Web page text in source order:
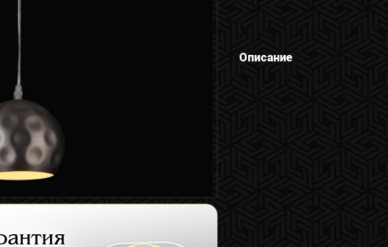
Описание